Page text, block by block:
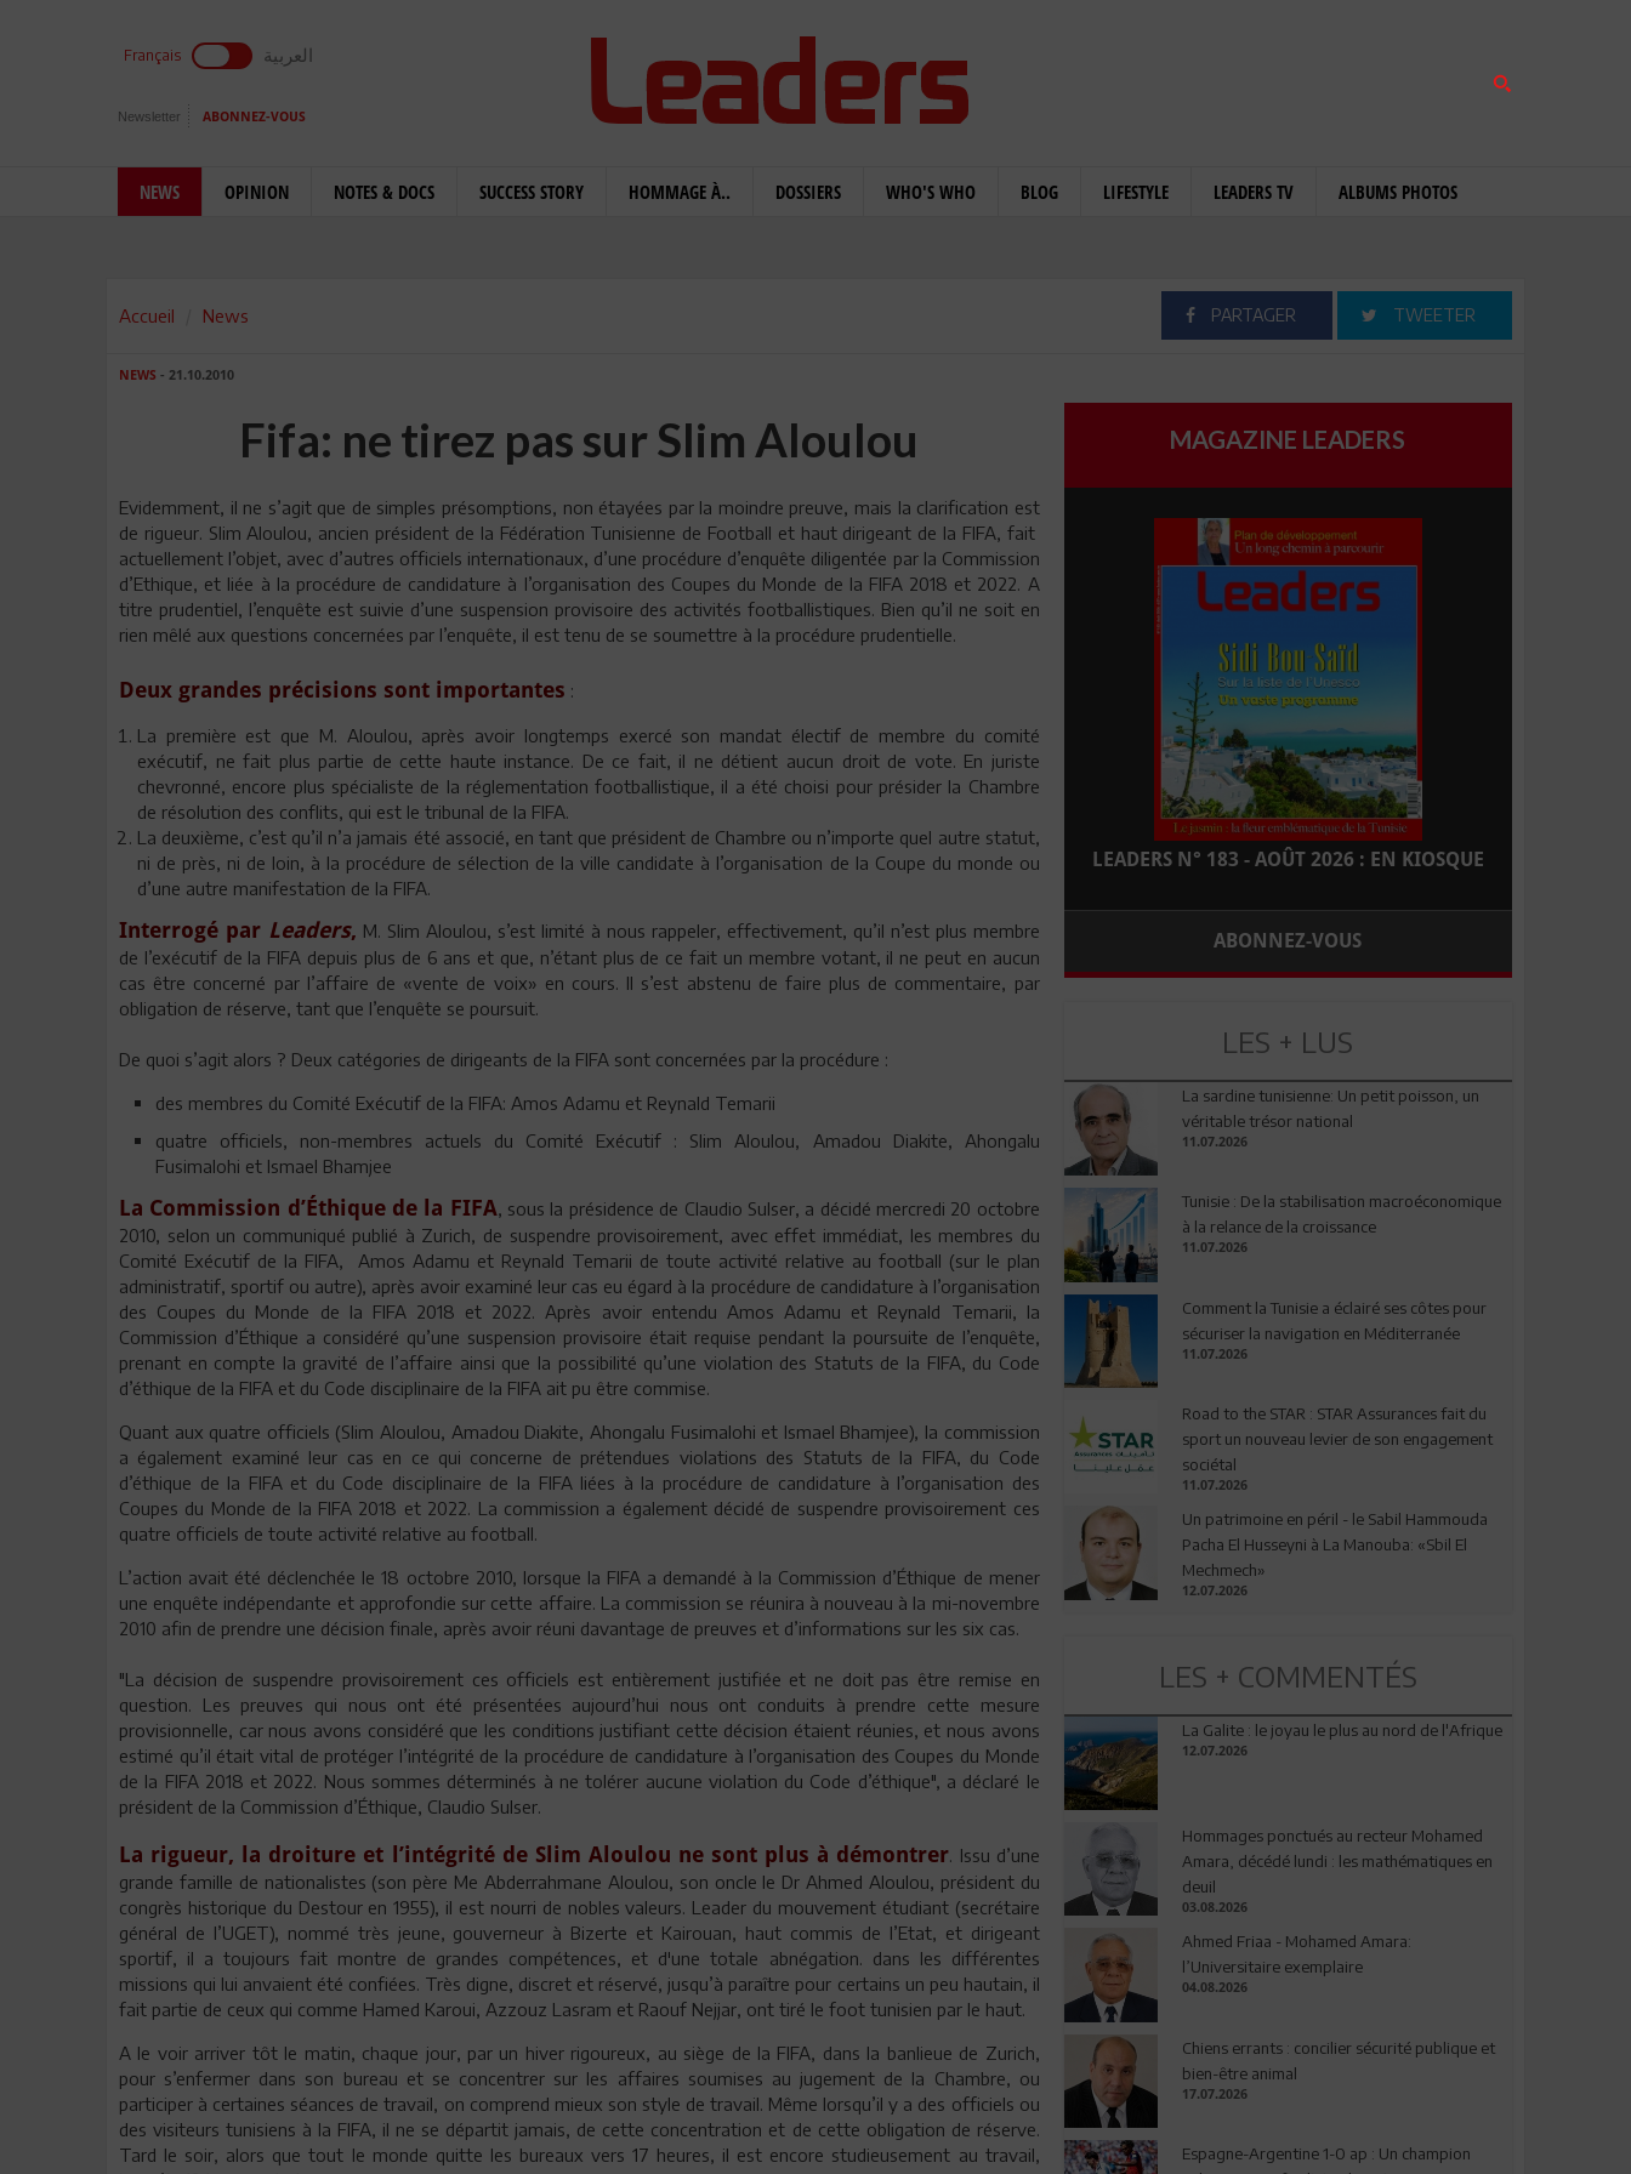
Français العربية
Newsletter ABONNEZ-VOUS
NEWS OPINION NOTES & DOCS SUCCESS STORY HOMMAGE À.. DOSSIERS WHO'S WHO BLOG LIFESTYLE LEADERS TV ALBUMS PHOTOS
Accueil News PARTAGER TWEETER
NEWS - 21.10.2010
Fifa: ne tirez pas sur Slim Aloulou
Evidemment, il ne s’agit que de simples présomptions, non étayées par la moindre preuve, mais la clarification est
de rigueur. Slim Aloulou, ancien président de la Fédération Tunisienne de Football et haut dirigeant de la FIFA, fait
actuellement l’objet, avec d’autres officiels internationaux, d’une procédure d’enquête diligentée par la Commission
d’Ethique, et liée à la procédure de candidature à l’organisation des Coupes du Monde de la FIFA 2018 et 2022. A
titre prudentiel, l’enquête est suivie d’une suspension provisoire des activités footballistiques. Bien qu’il ne soit en
rien mêlé aux questions concernées par l’enquête, il est tenu de se soumettre à la procédure prudentielle.
Deux grandes précisions sont importantes :
La première est que M. Aloulou, après avoir longtemps exercé son mandat électif de membre du comité
exécutif, ne fait plus partie de cette haute instance. De ce fait, il ne détient aucun droit de vote. En juriste
chevronné, encore plus spécialiste de la réglementation footballistique, il a été choisi pour présider la Chambre
de résolution des conflits, qui est le tribunal de la FIFA.
La deuxième, c’est qu’il n’a jamais été associé, en tant que président de Chambre ou n’importe quel autre statut,
ni de près, ni de loin, à la procédure de sélection de la ville candidate à l’organisation de la Coupe du monde ou
d’une autre manifestation de la FIFA.
Interrogé par Leaders, M. Slim Aloulou, s’est limité à nous rappeler, effectivement, qu’il n’est plus membre
de l’exécutif de la FIFA depuis plus de 6 ans et que, n’étant plus de ce fait un membre votant, il ne peut en aucun
cas être concerné par l’affaire de «vente de voix» en cours. Il s’est abstenu de faire plus de commentaire, par
obligation de réserve, tant que l’enquête se poursuit.
De quoi s’agit alors ? Deux catégories de dirigeants de la FIFA sont concernées par la procédure :
des membres du Comité Exécutif de la FIFA: Amos Adamu et Reynald Temarii
quatre officiels, non-membres actuels du Comité Exécutif : Slim Aloulou, Amadou Diakite, Ahongalu
Fusimalohi et Ismael Bhamjee
La Commission d’Éthique de la FIFA, sous la présidence de Claudio Sulser, a décidé mercredi 20 octobre
2010, selon un communiqué publié à Zurich, de suspendre provisoirement, avec effet immédiat, les membres du
Comité Exécutif de la FIFA, Amos Adamu et Reynald Temarii de toute activité relative au football (sur le plan
administratif, sportif ou autre), après avoir examiné leur cas eu égard à la procédure de candidature à l’organisation
des Coupes du Monde de la FIFA 2018 et 2022. Après avoir entendu Amos Adamu et Reynald Temarii, la
Commission d’Éthique a considéré qu’une suspension provisoire était requise pendant la poursuite de l’enquête,
prenant en compte la gravité de l’affaire ainsi que la possibilité qu’une violation des Statuts de la FIFA, du Code
d’éthique de la FIFA et du Code disciplinaire de la FIFA ait pu être commise.
Quant aux quatre officiels (Slim Aloulou, Amadou Diakite, Ahongalu Fusimalohi et Ismael Bhamjee), la commission
a également examiné leur cas en ce qui concerne de prétendues violations des Statuts de la FIFA, du Code
d’éthique de la FIFA et du Code disciplinaire de la FIFA liées à la procédure de candidature à l’organisation des
Coupes du Monde de la FIFA 2018 et 2022. La commission a également décidé de suspendre provisoirement ces
quatre officiels de toute activité relative au football.
L’action avait été déclenchée le 18 octobre 2010, lorsque la FIFA a demandé à la Commission d’Éthique de mener
une enquête indépendante et approfondie sur cette affaire. La commission se réunira à nouveau à la mi-novembre
2010 afin de prendre une décision finale, après avoir réuni davantage de preuves et d’informations sur les six cas.
"La décision de suspendre provisoirement ces officiels est entièrement justifiée et ne doit pas être remise en
question. Les preuves qui nous ont été présentées aujourd’hui nous ont conduits à prendre cette mesure
provisionnelle, car nous avons considéré que les conditions justifiant cette décision étaient réunies, et nous avons
estimé qu’il était vital de protéger l’intégrité de la procédure de candidature à l’organisation des Coupes du Monde
de la FIFA 2018 et 2022. Nous sommes déterminés à ne tolérer aucune violation du Code d’éthique", a déclaré le
président de la Commission d’Éthique, Claudio Sulser.
La rigueur, la droiture et l’intégrité de Slim Aloulou ne sont plus à démontrer. Issu d’une
grande famille de nationalistes (son père Me Abderrahmane Aloulou, son oncle le Dr Ahmed Aloulou, président du
congrès historique du Destour en 1955), il est nourri de nobles valeurs. Leader du mouvement étudiant (secrétaire
général de l’UGET), nommé très jeune, gouverneur à Bizerte et Kairouan, haut commis de l’Etat, et dirigeant
sportif, il a toujours fait montre de grandes compétences, et d'une totale abnégation. dans les différentes
missions qui lui anvaient été confiées. Très digne, discret et réservé, jusqu’à paraître pour certains un peu hautain, il
fait partie de ceux qui comme Hamed Karoui, Azzouz Lasram et Raouf Nejjar, ont tiré le foot tunisien par le haut.
A le voir arriver tôt le matin, chaque jour, par un hiver rigoureux, au siège de la FIFA, dans la banlieue de Zurich,
pour s’enfermer dans son bureau et se concentrer sur les affaires soumises au jugement de la Chambre, ou
participer à certaines séances de travail, on comprend mieux son style de travail. Même lorsqu’il y a des officiels ou
des visiteurs tunisiens à la FIFA, il ne se départit jamais, de cette concentration et de cette obligation de réserve.
Tard le soir, alors que tout le monde quitte les bureaux vers 17 heures, il est encore studieusement au travail,
MAGAZINE LEADERS
LEADERS N° 183 - AOÛT 2026 : EN KIOSQUE
ABONNEZ-VOUS
LES + LUS
La sardine tunisienne: Un petit poisson, un
véritable trésor national
11.07.2026
Tunisie : De la stabilisation macroéconomique
à la relance de la croissance
11.07.2026
Comment la Tunisie a éclairé ses côtes pour
sécuriser la navigation en Méditerranée
11.07.2026
Road to the STAR : STAR Assurances fait du
sport un nouveau levier de son engagement
sociétal
11.07.2026
Un patrimoine en péril - le Sabil Hammouda
Pacha El Husseyni à La Manouba: «Sbil El
Mechmech»
12.07.2026
LES + COMMENTÉS
La Galite : le joyau le plus au nord de l'Afrique
12.07.2026
Hommages ponctués au recteur Mohamed
Amara, décédé lundi : les mathématiques en
deuil
03.08.2026
Ahmed Friaa - Mohamed Amara:
l’Universitaire exemplaire
04.08.2026
Chiens errants : concilier sécurité publique et
bien-être animal
17.07.2026
Espagne-Argentine 1-0 ap : Un champion